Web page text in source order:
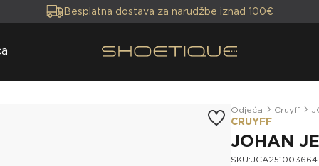
Besplatna dostava za narudžbe iznad 100€
Odjeća Cruyff
CRUYFF
JOHAN
SKU:JCA251003664